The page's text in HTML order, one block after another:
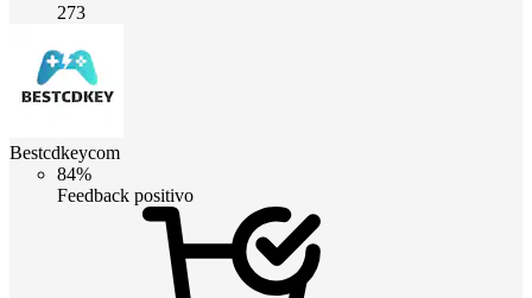
273
Bestcdkeycom
84%
Feedback positivo